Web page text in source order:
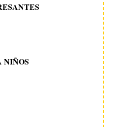
NIÑOS